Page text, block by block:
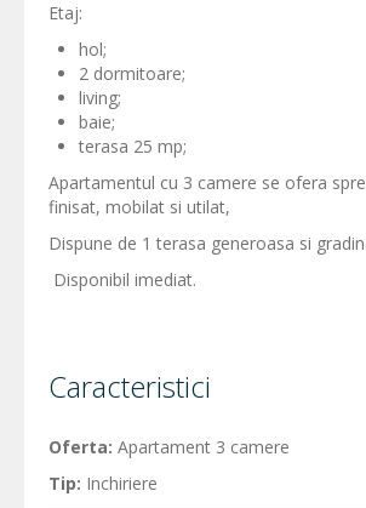
Etaj:
hol;
2 dormitoare;
living;
baie;
terasa 25 mp;
Apartamentul cu 3 camere se ofera
finisat, mobilat si utilat,
Dispune de 1 terasa generoasa si
Disponibil imediat.
Caracteristici
Oferta: Apartament 3 camere
Tip: Inchiriere